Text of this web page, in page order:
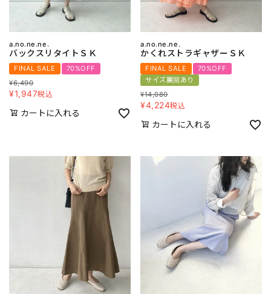
a.no.ne.ne.
バックスリタイトＳＫ
FINAL SALE
70%OFF
¥6,490
¥1,947税込
カートに入れる
a.no.ne.ne.
かくれストラギャザーＳＫ
FINAL SALE
70%OFF
サイズ展開あり
¥14,080
¥4,224税込
カートに入れる